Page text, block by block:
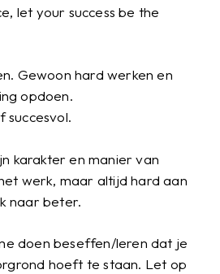
let your success be the
Gewoon hard werken en
opdoen.
succesvol.
karakter en manier van
werk, maar altijd hard aan
naar beter.
doen beseffen/leren dat je
hoeft te staan. Let op